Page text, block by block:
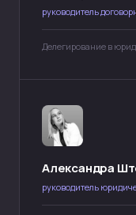
руководитель
Делегирование в
Александра
руководитель
ООО «Юридический
провайдер юридических
КПП 770 301 001, ОГРН 1 227
г. Москва, ул. Красная
Лицензия на
Договор-оферта
Разработка сайта